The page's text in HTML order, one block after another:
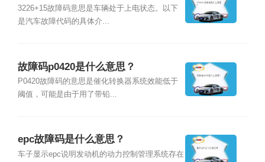
3226+15故障码意思是车辆处于上电状态。以下
是汽车故障代码的具体介...
故障码p0420是什么意思？
P0420故障码的意思是催化转换器系统效能低于
阈值，可能是由于用了带铅...
epc故障码是什么意思？
车子显示epc说明发动机的动力控制管理系统存在